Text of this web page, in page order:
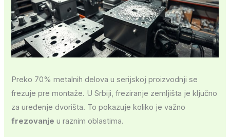
Preko 70% metalnih delova u serijskoj proizvodnji se
frezuje pre montaže. U Srbiji, freziranje zemljišta je ključno
za uređenje dvorišta. To pokazuje koliko je važno
frezovanje u raznim oblastima.